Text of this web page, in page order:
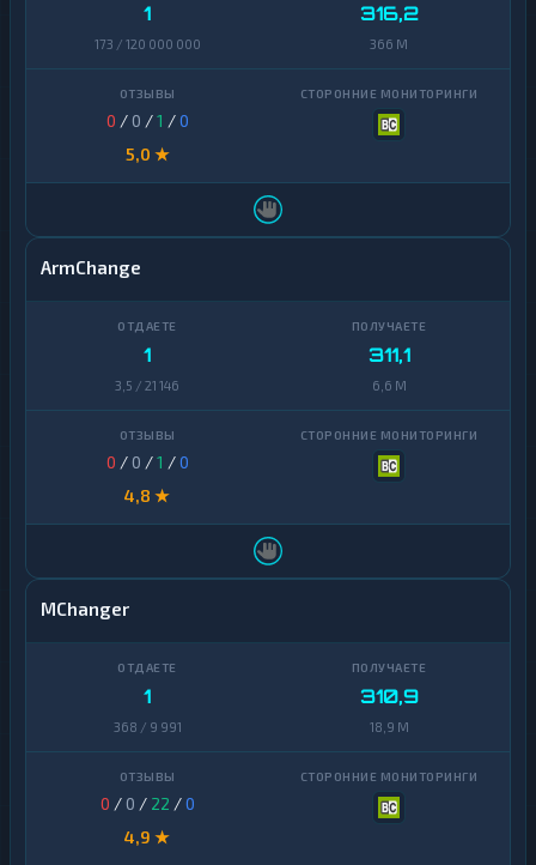
1
173 / 120 000 000
316,2
366 M
0 / 0 /1 /0
5,0 ★
ArmChange
1
3,5 / 21 146
311,1
6,6 M
0 / 0 /1 /0
4,8 ★
MChanger
1
368 / 9 991
310,9
18,9 M
0 / 0 / 22 /0
4,9 ★